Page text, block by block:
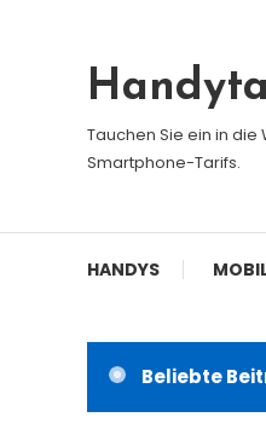
Tauchen Sie ein in
Smartphone-Tarifs.
HANDYS
Beliebte